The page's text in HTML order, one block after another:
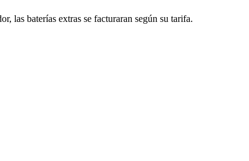
las baterías extras se facturaran según su tarifa.